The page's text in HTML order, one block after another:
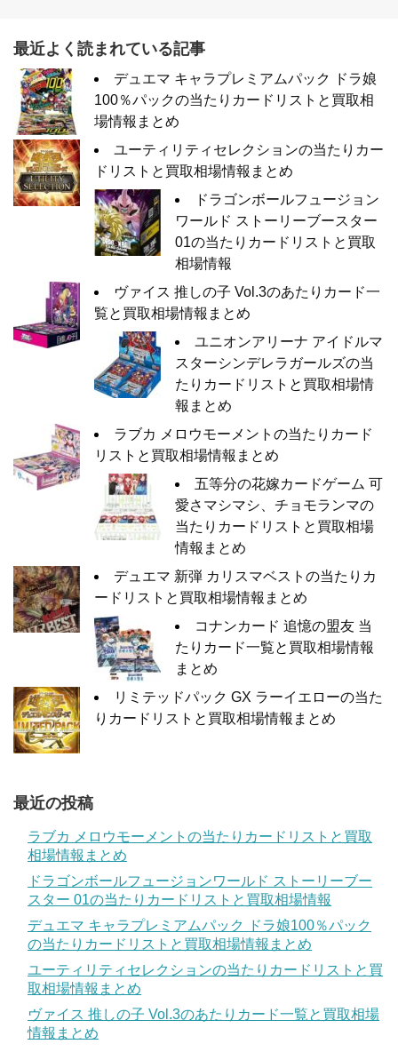
最近よく読まれている記事
デュエマ キャラプレミアムパック ドラ娘
100％パックの当たりカードリストと買取相
場情報まとめ
ユーティリティセレクションの当たりカー
ドリストと買取相場情報まとめ
ドラゴンボールフュージョン
ワールド ストーリーブースター
01の当たりカードリストと買取
相場情報
ヴァイス 推しの子 Vol.3のあたりカード一
覧と買取相場情報まとめ
ユニオンアリーナ アイドルマ
スターシンデレラガールズの当
たりカードリストと買取相場情
報まとめ
ラブカ メロウモーメントの当たりカード
リストと買取相場情報まとめ
五等分の花嫁カードゲーム 可
愛さマシマシ、チョモランマの
当たりカードリストと買取相場
情報まとめ
デュエマ 新弾 カリスマベストの当たりカ
ードリストと買取相場情報まとめ
コナンカード 追憶の盟友 当
たりカード一覧と買取相場情報
まとめ
リミテッドパック GX ラーイエローの当た
りカードリストと買取相場情報まとめ
最近の投稿
ラブカ メロウモーメントの当たりカードリストと買取
相場情報まとめ
ドラゴンボールフュージョンワールド ストーリーブー
スター 01の当たりカードリストと買取相場情報
デュエマ キャラプレミアムパック ドラ娘100％パック
の当たりカードリストと買取相場情報まとめ
ユーティリティセレクションの当たりカードリストと買
取相場情報まとめ
ヴァイス 推しの子 Vol.3のあたりカード一覧と買取相場
情報まとめ